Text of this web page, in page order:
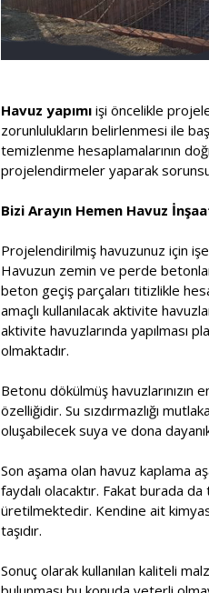
Havuz yapımı işi öncelikle
zorunlulukların belirlenmesi ile
temizlenme hesaplamalarının
projelendirmeler yaparak
Bizi Arayın Hemen Havuz
Projelendirilmiş havuzunuz için
Havuzun zemin ve perde
beton geçiş parçaları titizlikle
amaçlı kullanılacak aktivite
aktivite havuzlarında yapılması
olmaktadır.
Betonu dökülmüş havuzlarınızın
özelliğidir. Su sızdırmazlığı
oluşabilecek suya ve dona
Son aşama olan havuz kaplama
faydalı olacaktır. Fakat burada
üretilmektedir. Kendine ait
taşıdır.
Sonuç olarak kullanılan kaliteli